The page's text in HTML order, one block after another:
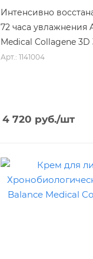
Интенсивно
72 часа увлажнения
Medical Collagene 3D
Арт.: 1141004
4 720 руб./шт